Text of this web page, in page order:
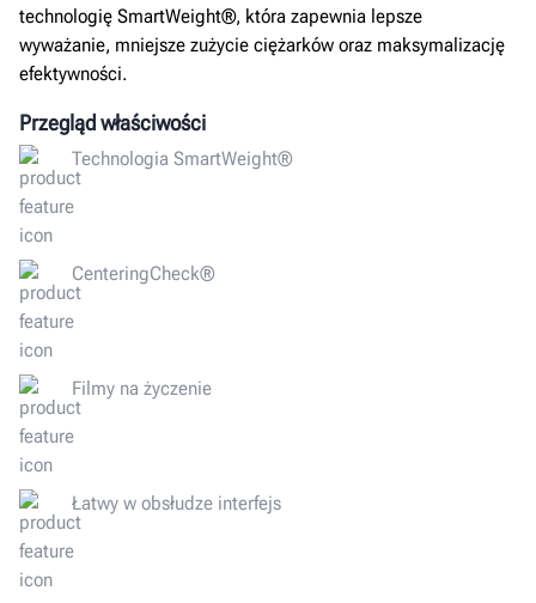
technologię SmartWeight®, która zapewnia lepsze
wyważanie, mniejsze zużycie ciężarków oraz maksymalizację
efektywności.
Przegląd właściwości
Technologia SmartWeight®
CenteringCheck®
Filmy na życzenie
Łatwy w obsłudze interfejs